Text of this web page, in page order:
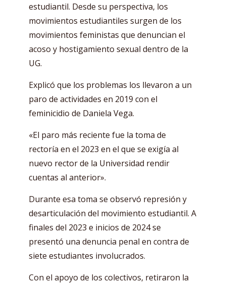
estudiantil. Desde su perspectiva, los
movimientos estudiantiles surgen de los
movimientos feministas que denuncian el
acoso y hostigamiento sexual dentro de la
UG.
Explicó que los problemas los llevaron a un
paro de actividades en 2019 con el
feminicidio de Daniela Vega.
«El paro más reciente fue la toma de
rectoría en el 2023 en el que se exigía al
nuevo rector de la Universidad rendir
cuentas al anterior».
Durante esa toma se observó represión y
desarticulación del movimiento estudiantil. A
finales del 2023 e inicios de 2024 se
presentó una denuncia penal en contra de
siete estudiantes involucrados.
Con el apoyo de los colectivos, retiraron la